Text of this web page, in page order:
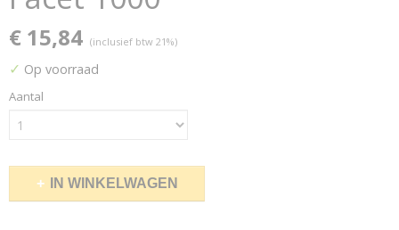
€ 15,84 (inclusief btw 21%)
✓ Op voorraad
Aantal
IN WINKELWAGEN